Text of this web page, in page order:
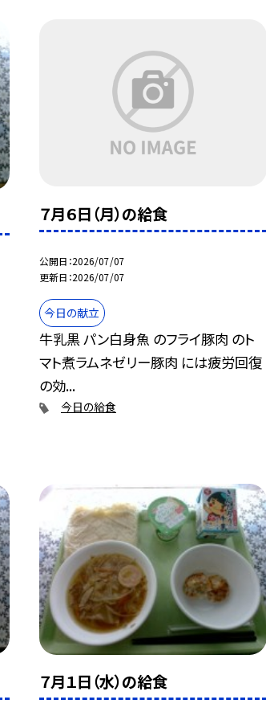
７月６日（月）の給食
公開日 2026/07/07
更新日 2026/07/07
今日の献立
牛乳黒 パン白身魚 のフライ豚肉 のト
マト煮ラムネゼリー豚肉 には疲労回復
の効...
今日の給食
７月１日（水）の給食